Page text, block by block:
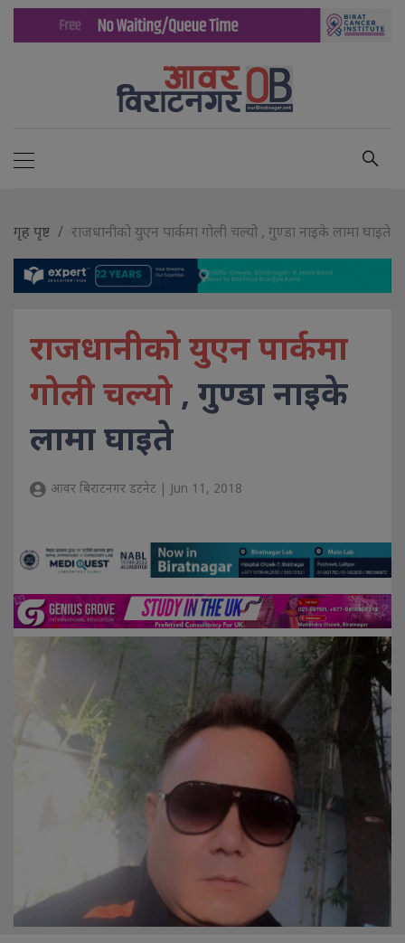
गृह पृष्ट राजधानीको युएन पार्कमा गोली चल्यो , गुण्डा नाइके लामा घाइते
राजधानीको युएन पार्कमा
गोली चल्यो , गुण्डा नाइके
लामा घाइते
आवर बिराटनगर डटनेट | Jun 11, 2018